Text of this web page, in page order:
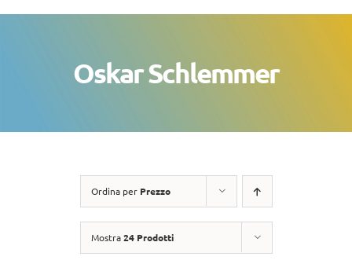
Oskar Schlemmer
Ordina per Prezzo
Mostra24 Prodotti